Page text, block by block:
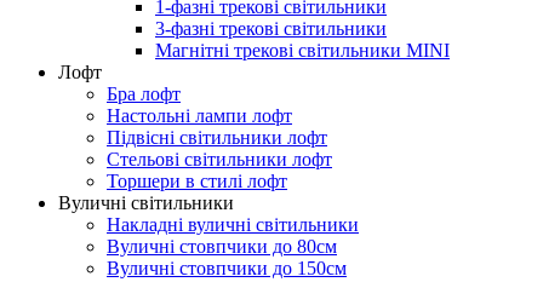
1-фазні трекові світильники
3-фазні трекові світильники
Магнітні трекові світильники MINI
Лофт
Бра лофт
Настольні лампи лофт
Підвісні світильники лофт
Стельові світильники лофт
Торшери в стилі лофт
Вуличні світильники
Накладні вуличні світильники
Вуличні стовпчики до 80см
Вуличні стовпчики до 150см